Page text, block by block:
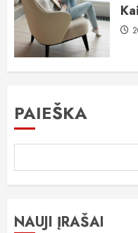
PAIEŠKA
NAUJI ĮRAŠAI